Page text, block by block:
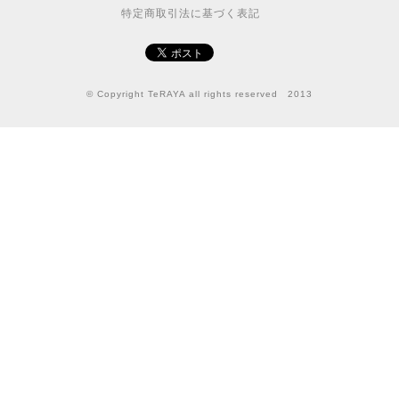
特定商取引法に基づく表記
© Copyright TeRAYA all rights reserved 2013